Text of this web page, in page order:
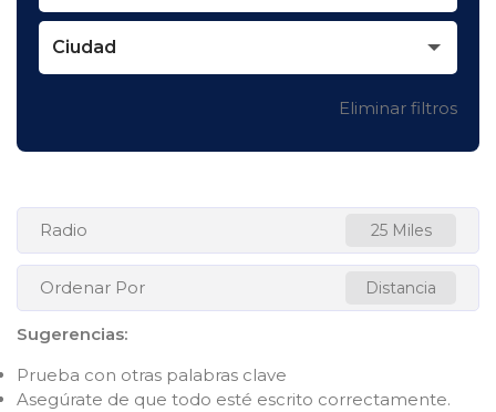
Ciudad
Eliminar filtros
Radio 25 Miles
Ordenar Por Distancia
Sugerencias:
Prueba con otras palabras clave
Asegúrate de que todo esté escrito correctamente.